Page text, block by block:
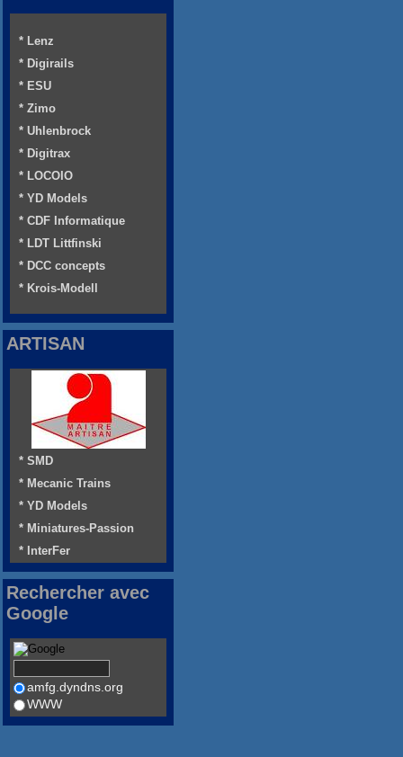
* Lenz
* Digirails
* ESU
* Zimo
* Uhlenbrock
* Digitrax
* LOCOIO
* YD Models
* CDF Informatique
* LDT Littfinski
* DCC concepts
* Krois-Modell
ARTISAN
* SMD
* Mecanic Trains
* YD Models
* Miniatures-Passion
* InterFer
Rechercher avec
Google
amfg.dyndns.org
WWW